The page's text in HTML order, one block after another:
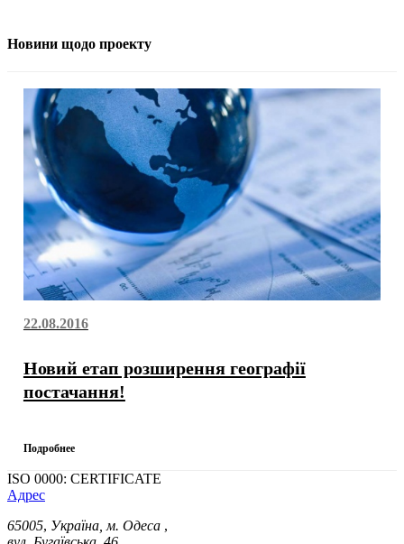
Новини щодо проекту
22.08.2016
Новий етап розширення географії
постачання!
Подробнее
ISO 0000: CERTIFICATE
Адрес
65005, Україна, м. Одеса ,